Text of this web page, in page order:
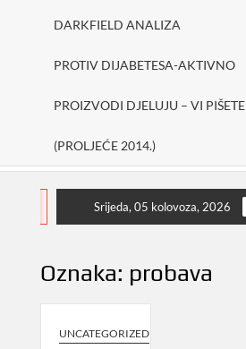
DARKFIELD ANALIZA
PROTIV DIJABETESA-AKTIVNO
PROIZVODI DJELUJU – VI PIŠETE
(PROLJEĆE 2014.)
SHAKE ONE PURE
Srijeda, 05 kolovoza, 2026
Oznaka: probava
UNCATEGORIZED